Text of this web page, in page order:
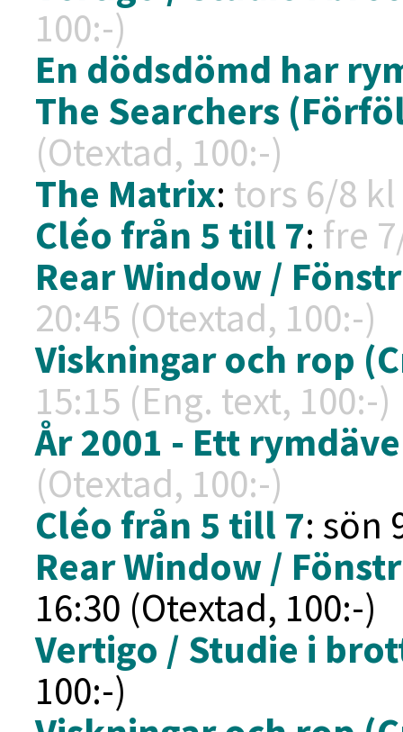
100:-)
En dödsdömd har
The Searchers
(Otextad, 100:-)
The Matrix: tors 6/8
Cléo från 5 till 7: fre
Rear Window /
20:45 (Otextad, 100:-)
Viskningar och rop
15:15 (Eng. text, 100:-)
År 2001 - Ett
(Otextad, 100:-)
Cléo från 5 till 7: sön
Rear Window /
16:30 (Otextad, 100:-)
Vertigo / Studie i
100:-)